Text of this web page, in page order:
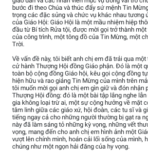
bước đi theo Chúa và thúc đẩy sứ mệnh Tin
trọng các đặc sủng và chức vụ khác nhau tương
của Giáo Hội: Giáo Hội là một mầu nhiệm hiệp
đầu từ Bí tích Rửa tội, được mời gọi trở thành
của công trình, một tông đồ của Tin Mừng, một
Trời.
Về vấn đề này, tôi biết anh chị em đã trải qua
cử hành Thượng Hội đồng Giáo phận. Đó là một
toàn bộ cộng đồng Giáo hội, kêu gọi cộng đồng
hiện hữu và rao giảng Tin Mừng của mình trên
tôi muốn mời gọi anh chị em gìn giữ và đón nhận
Thượng Hội đồng: đó là một bài tập lắng nghe
gia không loại trừ ai, một sự cộng hưởng về mặt
tâm linh giữa các giáo xứ, hội đoàn, các tu sĩ và
tiếng ngay cả cho những người thường bị gạt ra
này đã làm sáng tỏ những kỳ vọng, những vết
vọng, mang đến cho anh chị em hình ảnh một
vượt lên chính mình, hoán cải lối sống của mình,
chúng như một ngọn hải đăng của hy vọng.